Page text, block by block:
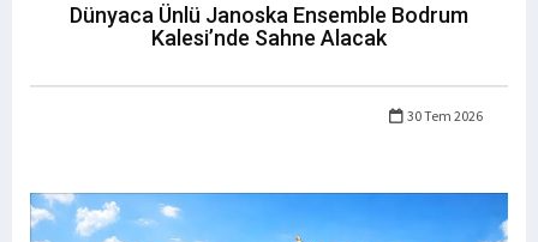
Dünyaca Ünlü Janoska Ensemble Bodrum
Kalesi’nde Sahne Alacak
30 Tem 2026